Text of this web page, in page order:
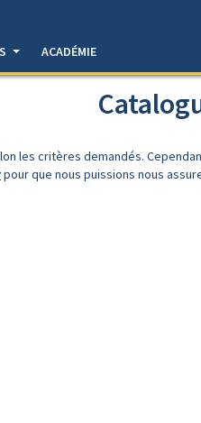
ACADÉMIE
les critères demandés.
pour que nous puissions nous